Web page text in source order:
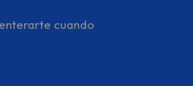
cuando